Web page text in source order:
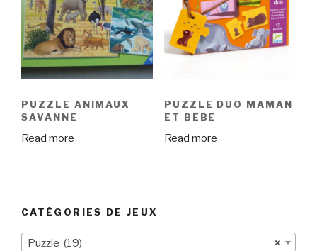
PUZZLE ANIMAUX
SAVANNE
Read more
PUZZLE DUO MAMAN
ET BEBE
Read more
CATÉGORIES DE JEUX
×
Puzzle (19)